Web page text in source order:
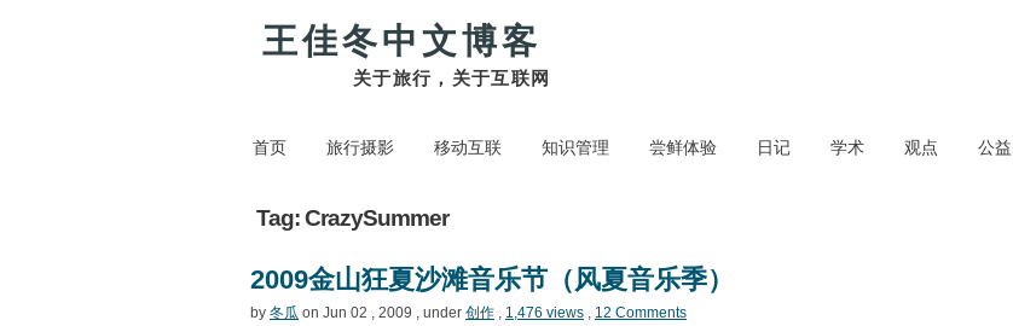
王佳冬中文博客
关于旅行，关于互联网
首页 旅行摄影 移动互联 知识管理 尝鲜体验 日记 学术 观点 公益
Tag: CrazySummer
2009金山狂夏沙滩音乐节（风夏音乐季）
by 冬瓜 on Jun 02 , 2009 , under 创作 , 1,476 views , 12 Comments